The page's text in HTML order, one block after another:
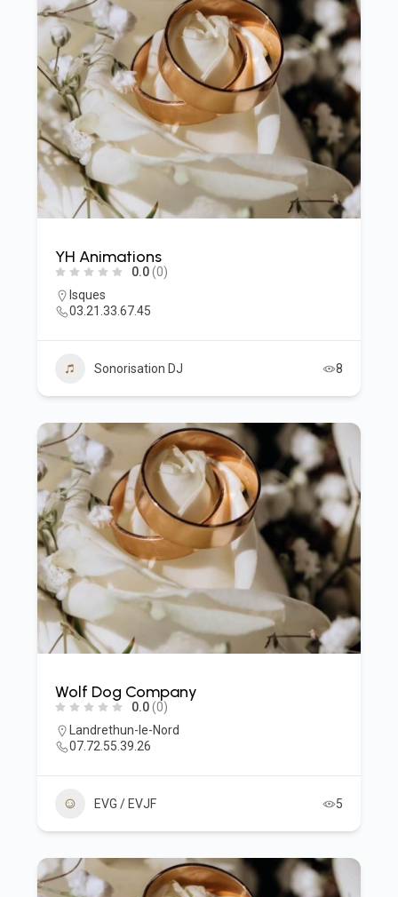
YH Animations
0.0(0)
Isques
03.21.33.67.45
Sonorisation DJ 8
Wolf Dog Company
0.0(0)
Landrethun-le-Nord
07.72.55.39.26
EVG / EVJF 5